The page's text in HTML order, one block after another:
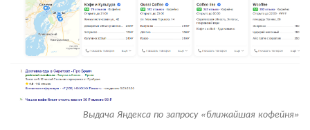
Выдача Яндекса по запросу «ближайшая кофейня»